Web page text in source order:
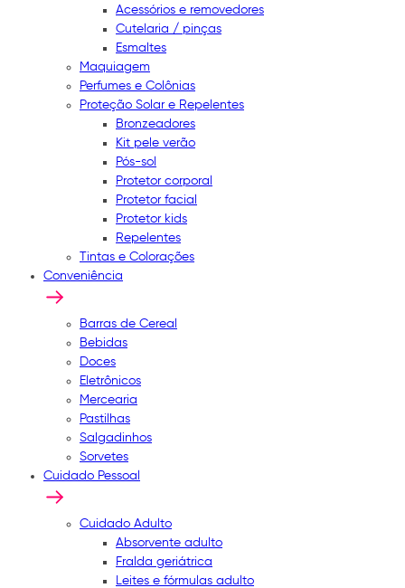
Acessórios e removedores
Cutelaria / pinças
Esmaltes
Maquiagem
Perfumes e Colônias
Proteção Solar e Repelentes
Bronzeadores
Kit pele verão
Pós-sol
Protetor corporal
Protetor facial
Protetor kids
Repelentes
Tintas e Colorações
Conveniência
Barras de Cereal
Bebidas
Doces
Eletrônicos
Mercearia
Pastilhas
Salgadinhos
Sorvetes
Cuidado Pessoal
Cuidado Adulto
Absorvente adulto
Fralda geriátrica
Leites e fórmulas adulto